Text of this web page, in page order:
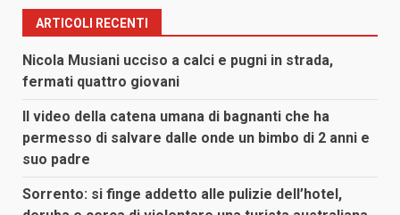
ARTICOLI RECENTI
Nicola Musiani ucciso a calci e pugni in strada,
fermati quattro giovani
Il video della catena umana di bagnanti che ha
permesso di salvare dalle onde un bimbo di 2 anni e
suo padre
Sorrento: si finge addetto alle pulizie dell’hotel,